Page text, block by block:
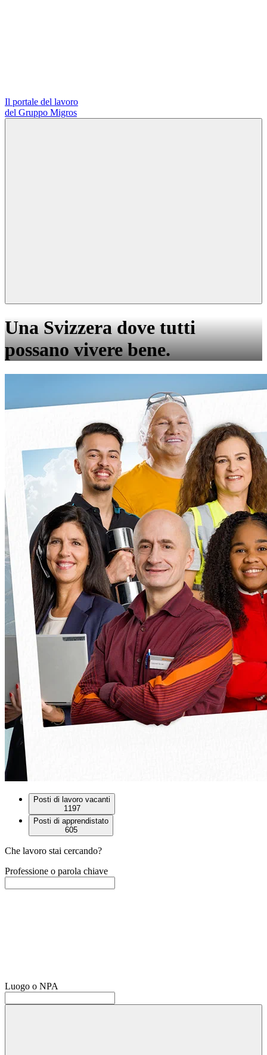
Il portale del lavoro
del Gruppo Migros
Una Svizzera dove tutti
possano vivere bene.
Posti di lavoro vacanti
1197
Posti di apprendistato
605
Che lavoro stai cercando?
Professione o parola chiave
Luogo o NPA